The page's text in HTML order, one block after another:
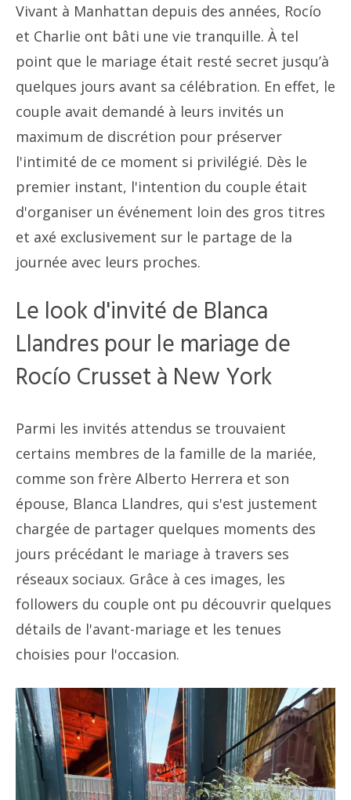
Vivant à Manhattan depuis des années, Rocío
et Charlie ont bâti une vie tranquille. À tel
point que le mariage était resté secret jusqu’à
quelques jours avant sa célébration. En effet, le
couple avait demandé à leurs invités un
maximum de discrétion pour préserver
l'intimité de ce moment si privilégié. Dès le
premier instant, l'intention du couple était
d'organiser un événement loin des gros titres
et axé exclusivement sur le partage de la
journée avec leurs proches.
Le look d'invité de Blanca
Llandres pour le mariage de
Rocío Crusset à New York
Parmi les invités attendus se trouvaient
certains membres de la famille de la mariée,
comme son frère Alberto Herrera et son
épouse, Blanca Llandres, qui s'est justement
chargée de partager quelques moments des
jours précédant le mariage à travers ses
réseaux sociaux. Grâce à ces images, les
followers du couple ont pu découvrir quelques
détails de l'avant-mariage et les tenues
choisies pour l'occasion.